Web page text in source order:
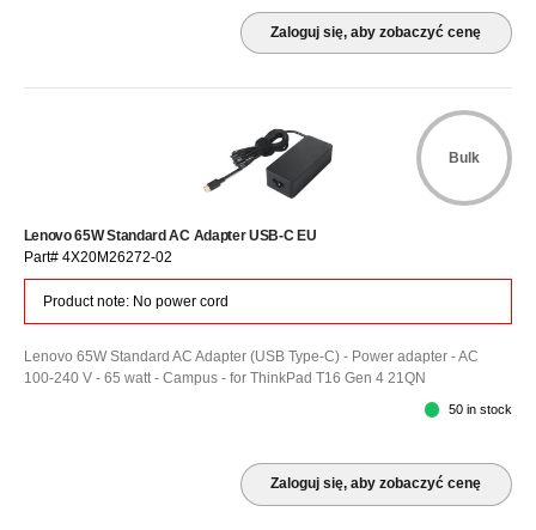
Zaloguj się, aby zobaczyć cenę
Bulk
Lenovo 65W Standard AC Adapter USB-C EU
Part# 4X20M26272-02
Product note: No power cord
Lenovo 65W Standard AC Adapter (USB Type-C) - Power adapter - AC
100-240 V - 65 watt - Campus - for ThinkPad T16 Gen 4 21QN
50 in stock
Zaloguj się, aby zobaczyć cenę